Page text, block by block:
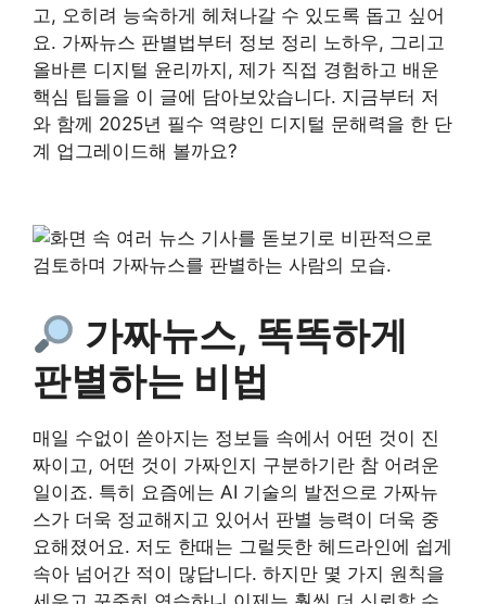
고, 오히려 능숙하게 헤쳐나갈 수 있도록 돕고 싶어
요. 가짜뉴스 판별법부터 정보 정리 노하우, 그리고
올바른 디지털 윤리까지, 제가 직접 경험하고 배운
핵심 팁들을 이 글에 담아보았습니다. 지금부터 저
와 함께 2025년 필수 역량인 디지털 문해력을 한 단
계 업그레이드해 볼까요?
가짜뉴스, 똑똑하게
판별하는 비법
매일 수없이 쏟아지는 정보들 속에서 어떤 것이 진
짜이고, 어떤 것이 가짜인지 구분하기란 참 어려운
일이죠. 특히 요즘에는 AI 기술의 발전으로 가짜뉴
스가 더욱 정교해지고 있어서 판별 능력이 더욱 중
요해졌어요. 저도 한때는 그럴듯한 헤드라인에 쉽게
속아 넘어간 적이 많답니다. 하지만 몇 가지 원칙을